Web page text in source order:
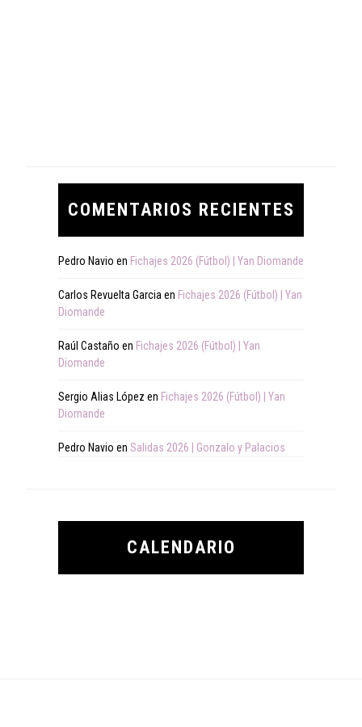
COMENTARIOS RECIENTES
Pedro Navio en Fichajes 2026 (Fútbol) | Yan Diomande
Carlos Revuelta Garcia en Fichajes 2026 (Fútbol) | Yan
Diomande
Raúl Castaño en Fichajes 2026 (Fútbol) | Yan
Diomande
Sergio Alias López en Fichajes 2026 (Fútbol) | Yan
Diomande
Pedro Navio en Salidas 2026 | Gonzalo y Palacios
CALENDARIO